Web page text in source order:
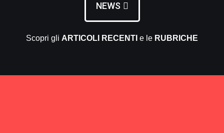
NEWS
Scopri gli ARTICOLI RECENTI e le RUBRICHE